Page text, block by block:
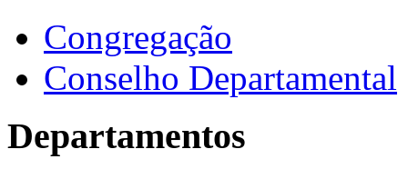
Congregação
Conselho Departamental
Departamentos